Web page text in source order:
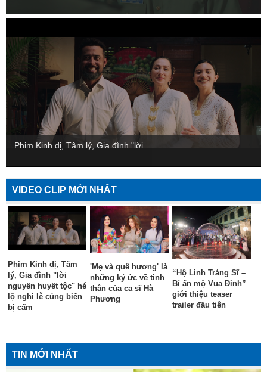
Phim Kinh dị, Tâm lý, Gia đình "lời...
VIDEO CLIP MỚI NHẤT
Phim Kinh dị, Tâm
lý, Gia đình "lời
nguyền huyết tộc" hé
lộ nghi lễ cúng biển
bị cấm
'Mẹ và quê hương' là
những ký ức về tình
thân của ca sĩ Hà
Phương
“Hộ Linh Tráng Sĩ –
Bí ẩn mộ Vua Đinh”
giới thiệu teaser
trailer đầu tiên
TIN MỚI NHẤT